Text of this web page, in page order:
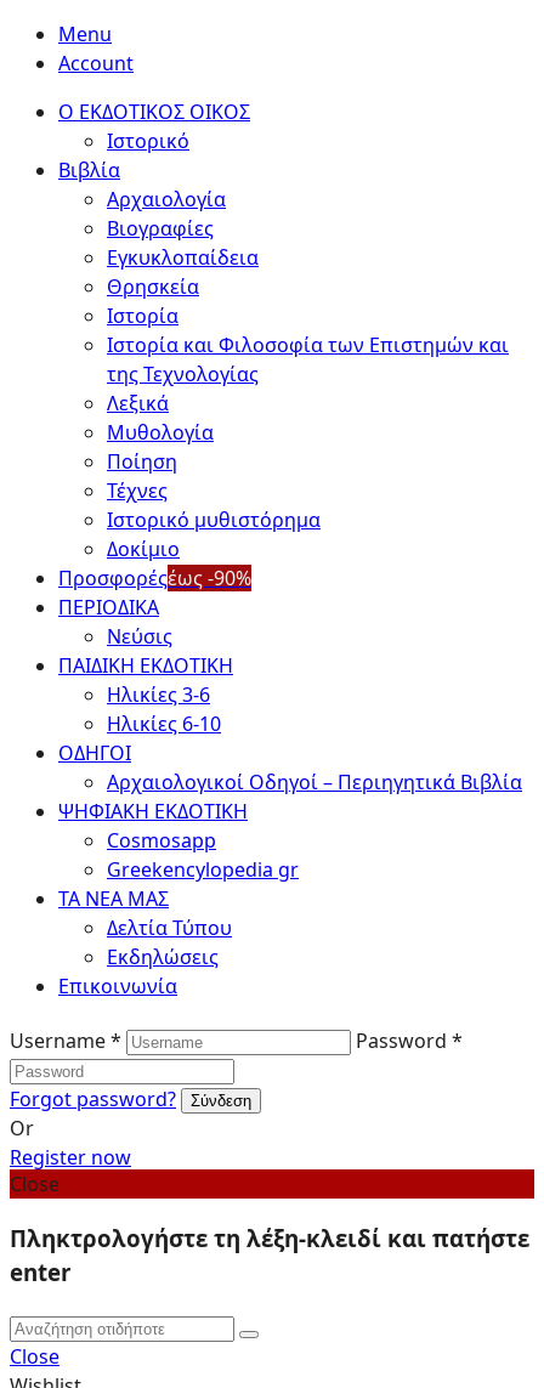
Menu
Account
Ο ΕΚΔΟΤΙΚΟΣ ΟΙΚΟΣ
Ιστορικό
Βιβλία
Αρχαιολογία
Βιογραφίες
Εγκυκλοπαίδεια
Θρησκεία
Ιστορία
Ιστορία και Φιλοσοφία των Επιστημών και
της Τεχνολογίας
Λεξικά
Μυθολογία
Ποίηση
Τέχνες
Ιστορικό μυθιστόρημα
Δοκίμιο
Προσφορέςέως -90%
ΠΕΡΙΟΔΙΚΑ
Νεύσις
ΠΑΙΔΙΚΗ ΕΚΔΟΤΙΚΗ
Ηλικίες 3-6
Ηλικίες 6-10
ΟΔΗΓΟΙ
Αρχαιολογικοί Οδηγοί – Περιηγητικά Βιβλία
ΨΗΦΙΑΚΗ ΕΚΔΟΤΙΚΗ
Cosmosapp
Greekencylopedia gr
ΤΑ ΝΕΑ ΜΑΣ
Δελτία Τύπου
Εκδηλώσεις
Επικοινωνία
Username * Password *
Forgot password?
Or
Register now
Close
Πληκτρολογήστε τη λέξη-κλειδί και πατήστε
enter
Close